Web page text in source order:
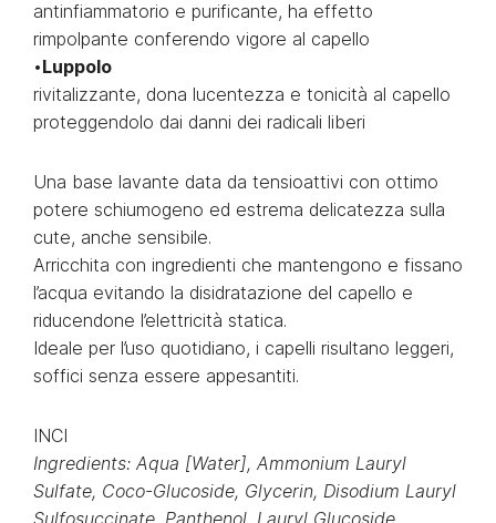
antinfiammatorio e purificante, ha effetto
rimpolpante conferendo vigore al capello
•Luppolo
rivitalizzante, dona lucentezza e tonicità al capello
proteggendolo dai danni dei radicali liberi
Una base lavante data da tensioattivi con ottimo
potere schiumogeno ed estrema delicatezza sulla
cute, anche sensibile.
Arricchita con ingredienti che mantengono e fissano
l’acqua evitando la disidratazione del capello e
riducendone l’elettricità statica.
Ideale per l’uso quotidiano, i capelli risultano leggeri,
soffici senza essere appesantiti.
INCI
Ingredients: Aqua [Water], Ammonium Lauryl
Sulfate, Coco-Glucoside, Glycerin, Disodium Lauryl
Sulfosuccinate, Panthenol, Lauryl Glucoside,